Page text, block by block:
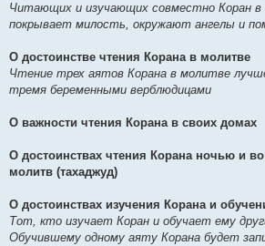
Читающих и изучающих совместно Коран в
покрывает милость, окружают ангелы и
О достоинстве чтения Корана в молитве
Чтение трех аятов Корана в молитве
тремя беременными верблюдицами
О важности чтения Корана в своих домах
О достоинствах чтения Корана ночью и
молитв (тахаджуд)
О достоинствах изучения Корана и
Тот, кто изучает Коран и обучает ему
Обучившему одному аяту Корана будет